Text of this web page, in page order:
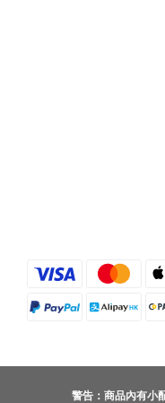
警告：商品內有小